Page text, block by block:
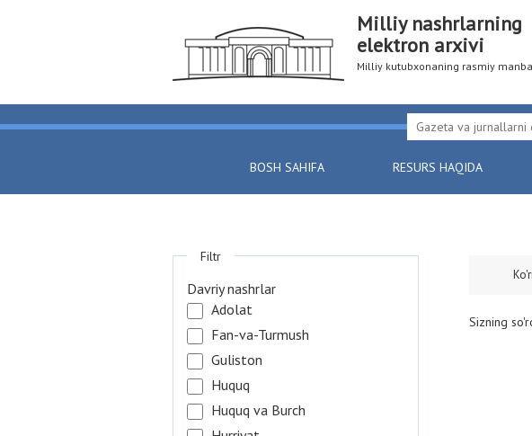
Milliy nashrlarning
elektron arxivi
Milliy kutubxonaning rasmiy
BOSH SAHIFA RESURS HAQIDA
Sizning
Filtr
Davriy nashrlar
Adolat
Fan-va-Turmush
Guliston
Huquq
Huquq va Burch